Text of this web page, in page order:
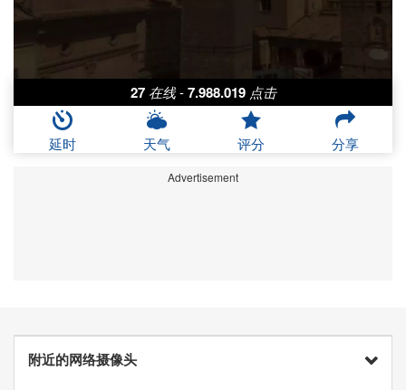
27 在线 - 7.988.019 点击
延时 天气 评分 分享
Advertisement
附近的网络摄像头